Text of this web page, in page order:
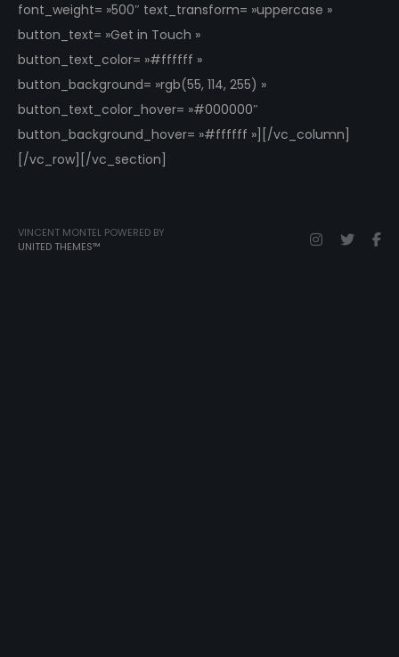
font_weight= »500″ text_transform= »uppercase »
button_text= »Get in Touch »
button_text_color= »#ffffff »
button_background= »rgb(55, 114, 255) »
button_text_color_hover= »#000000″
button_background_hover= »#ffffff »][/vc_column]
[/vc_row][/vc_section]
VINCENT MONTEL POWERED BY
UNITED THEMES™